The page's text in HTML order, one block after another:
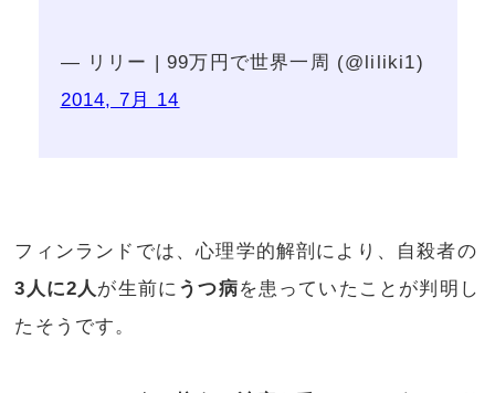
— リリー | 99万円で世界一周 (@liliki1)
2014, 7月 14
フィンランドでは、心理学的解剖により、自殺者の
3人に2人が生前に うつ病を患っていたことが判明し
たそうです。